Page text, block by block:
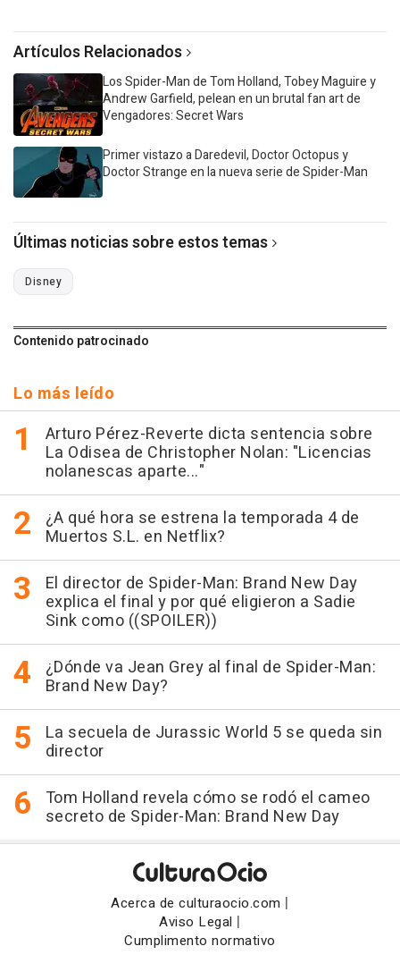
Artículos Relacionados
Los Spider-Man de Tom Holland, Tobey Maguire y
Andrew Garfield, pelean en un brutal fan art de
Vengadores: Secret Wars
Primer vistazo a Daredevil, Doctor Octopus y
Doctor Strange en la nueva serie de Spider-Man
Últimas noticias sobre estos temas
Disney
Contenido patrocinado
Lo más leído
Arturo Pérez-Reverte dicta sentencia sobre
La Odisea de Christopher Nolan: "Licencias
nolanescas aparte..."
¿A qué hora se estrena la temporada 4 de
Muertos S.L. en Netflix?
El director de Spider-Man: Brand New Day
explica el final y por qué eligieron a Sadie
Sink como ((SPOILER))
¿Dónde va Jean Grey al final de Spider-Man:
Brand New Day?
La secuela de Jurassic World 5 se queda sin
director
Tom Holland revela cómo se rodó el cameo
secreto de Spider-Man: Brand New Day
Acerca de culturaocio.com |
Aviso Legal |
Cumplimento normativo